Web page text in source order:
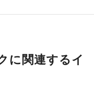
に関連するイ